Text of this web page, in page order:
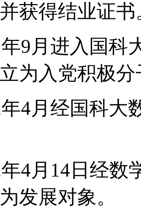
获得结业证书
月进入国科
为入党积极分
月经国科大
月14日经数
发展对象。